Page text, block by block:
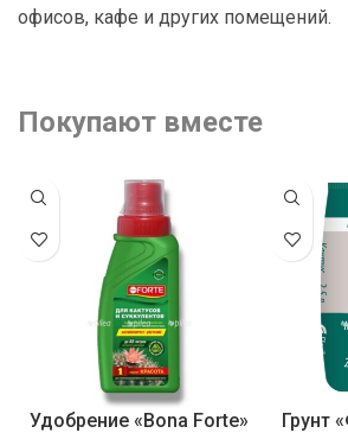
офисов, кафе и других помещений.
Покупают вместе
Удобрение «Bona Forte»
Грунт